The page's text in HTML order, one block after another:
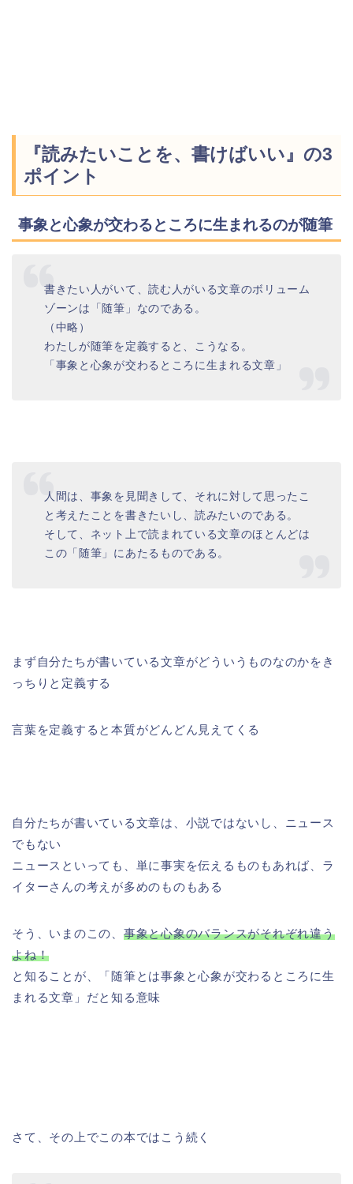
『読みたいことを、書けばいい』の3
ポイント
事象と心象が交わるところに生まれるのが随筆
書きたい人がいて、読む人がいる文章のボリューム
ゾーンは「随筆」なのである。
（中略）
わたしが随筆を定義すると、こうなる。
「事象と心象が交わるところに生まれる文章」
人間は、事象を見聞きして、それに対して思ったこ
と考えたことを書きたいし、読みたいのである。
そして、ネット上で読まれている文章のほとんどは
この「随筆」にあたるものである。
まず自分たちが書いている文章がどういうものなのかをき
っちりと定義する
言葉を定義すると本質がどんどん見えてくる
自分たちが書いている文章は、小説ではないし、ニュース
でもない
ニュースといっても、単に事実を伝えるものもあれば、ラ
イターさんの考えが多めのものもある
そう、いまのこの、 事象と心象のバランスがそれぞれ違う
よね！
と知ることが、「随筆とは事象と心象が交わるところに生
まれる文章」だと知る意味
さて、その上でこの本ではこう続く